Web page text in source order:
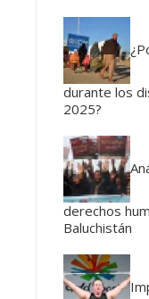
durante los
2025?
derechos
Baluchistán